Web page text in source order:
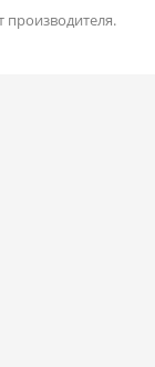
производителя.